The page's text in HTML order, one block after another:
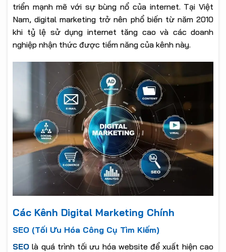
triển mạnh mẽ với sự bùng nổ của internet. Tại Việt
Nam, digital marketing trở nên phổ biến từ năm 2010
khi tỷ lệ sử dụng internet tăng cao và các doanh
nghiệp nhận thức được tiềm năng của kênh này.
Các Kênh Digital Marketing Chính
SEO (Tối Ưu Hóa Công Cụ Tìm Kiếm)
SEO là quá trình tối ưu hóa website để xuất hiện cao